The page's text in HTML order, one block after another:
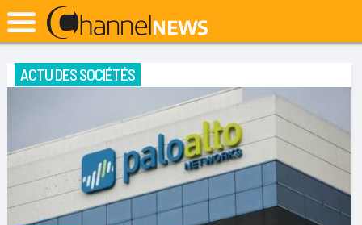
ACTU DES SOCIÉTÉS